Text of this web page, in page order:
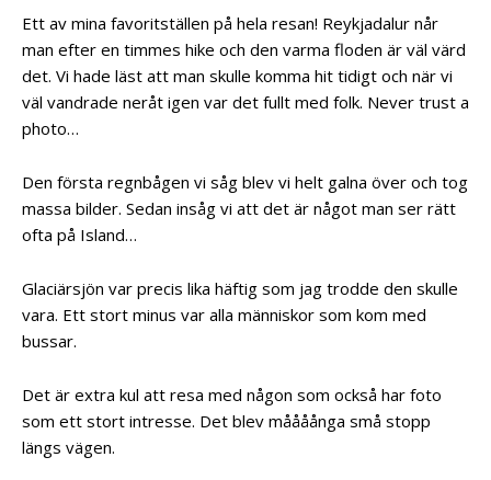
Ett av mina favoritställen på hela resan! Reykjadalur når
man efter en timmes hike och den varma floden är väl värd
det. Vi hade läst att man skulle komma hit tidigt och när vi
väl vandrade neråt igen var det fullt med folk. Never trust a
photo…
Den första regnbågen vi såg blev vi helt galna över och tog
massa bilder. Sedan insåg vi att det är något man ser rätt
ofta på Island…
Glaciärsjön var precis lika häftig som jag trodde den skulle
vara. Ett stort minus var alla människor som kom med
bussar.
Det är extra kul att resa med någon som också har foto
som ett stort intresse. Det blev måååånga små stopp
längs vägen.